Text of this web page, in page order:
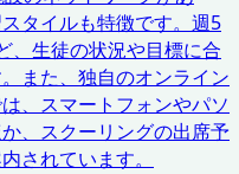
タイルも特徴です。週5
、生徒の状況や目標に合
また、独自のオンライン
、スマートフォンやパソ
、スクーリングの出席予
されています。